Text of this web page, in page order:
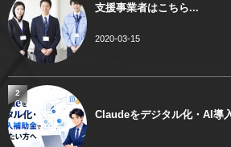
支援事業者はこちら...
2020-03-15
Claudeをデジタル化・AI導
2